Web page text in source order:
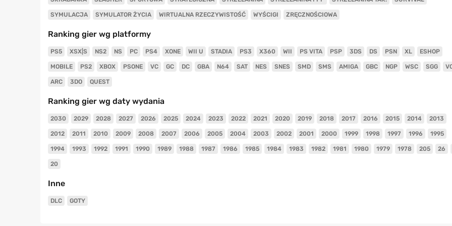
SYMULACJA SYMULATOR ŻYCIA WIRTUALNA RZECZYWISTOŚĆ WYŚCIGI ZRĘCZNOŚCIOWA
Ranking gier wg platformy
PS5 XSX|S NS2 NS PC PS4 XONE WII U STADIA PS3 X360 WII PS VITA PSP 3DS DS PSN XL ESHOP
MOBILE PS2 XBOX PSONE VC GC DC GBA N64 SAT NES SNES SMD SMS AMIGA GBC NGP WSC SGG
ARC 3DO QUEST
Ranking gier wg daty wydania
2030 2029 2028 2027 2026 2025 2024 2023 2022 2021 2020 2019 2018 2017 2016 2015 2014 2013
2012 2011 2010 2009 2008 2007 2006 2005 2004 2003 2002 2001 2000 1999 1998 1997 1996 1995
1994 1993 1992 1991 1990 1989 1988 1987 1986 1985 1984 1983 1982 1981 1980 1979 1978 205 26
20
Inne
DLC GOTY